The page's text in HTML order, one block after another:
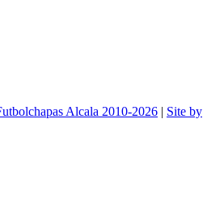
Alcala 2010-2026 | Site by